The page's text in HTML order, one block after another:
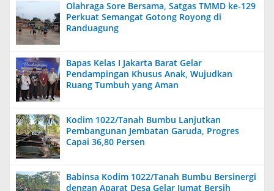
Olahraga Sore Bersama, Satgas TMMD ke-129
Perkuat Semangat Gotong Royong di
Randuagung
Bapas Kelas I Jakarta Barat Gelar
Pendampingan Khusus Anak, Wujudkan
Ruang Tumbuh yang Aman
Kodim 1022/Tanah Bumbu Lanjutkan
Pembangunan Jembatan Garuda, Progres
Capai 36,80 Persen
Babinsa Kodim 1022/Tanah Bumbu Bersinergi
dengan Aparat Desa Gelar Jumat Bersih